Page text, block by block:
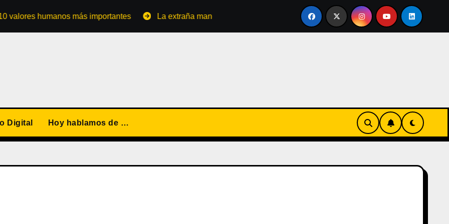
humanos más importantes La extraña manera de convertirse en familia El primer tour de la India Chiquitina
Digital Hoy hablamos de …